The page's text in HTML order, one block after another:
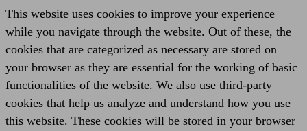
This website uses cookies to improve your experience
while you navigate through the website. Out of these, the
cookies that are categorized as necessary are stored on
your browser as they are essential for the working of basic
functionalities of the website. We also use third-party
cookies that help us analyze and understand how you use
this website. These cookies will be stored in your browser